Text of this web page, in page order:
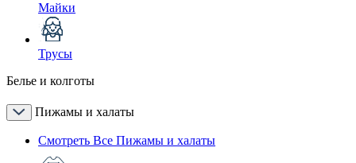
Майки
Трусы
Белье и колготы
Пижамы и халаты
Смотреть Все Пижамы и халаты